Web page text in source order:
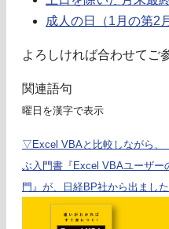
成人の日（1月の第2
よろしければ合わせてご
関連語句
曜日を漢字で表示
▽Excel VBAと比較しながら、
ぶ入門書『Excel VBAユーザー
門』が、日経BP社から出ました